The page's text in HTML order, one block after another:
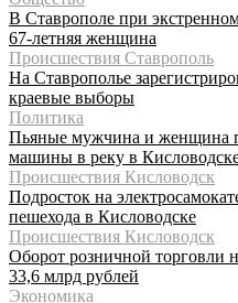
В Ставрополе при
67-летняя женщина
Происшествия Ставрополь
На Ставрополье
краевые выборы
Политика
Пьяные мужчина и женщина
машины в реку в
Происшествия Кисловодск
Подросток на
пешехода в Кисловодске
Происшествия Кисловодск
Оборот розничной торговли
33,6 млрд рублей
Экономика